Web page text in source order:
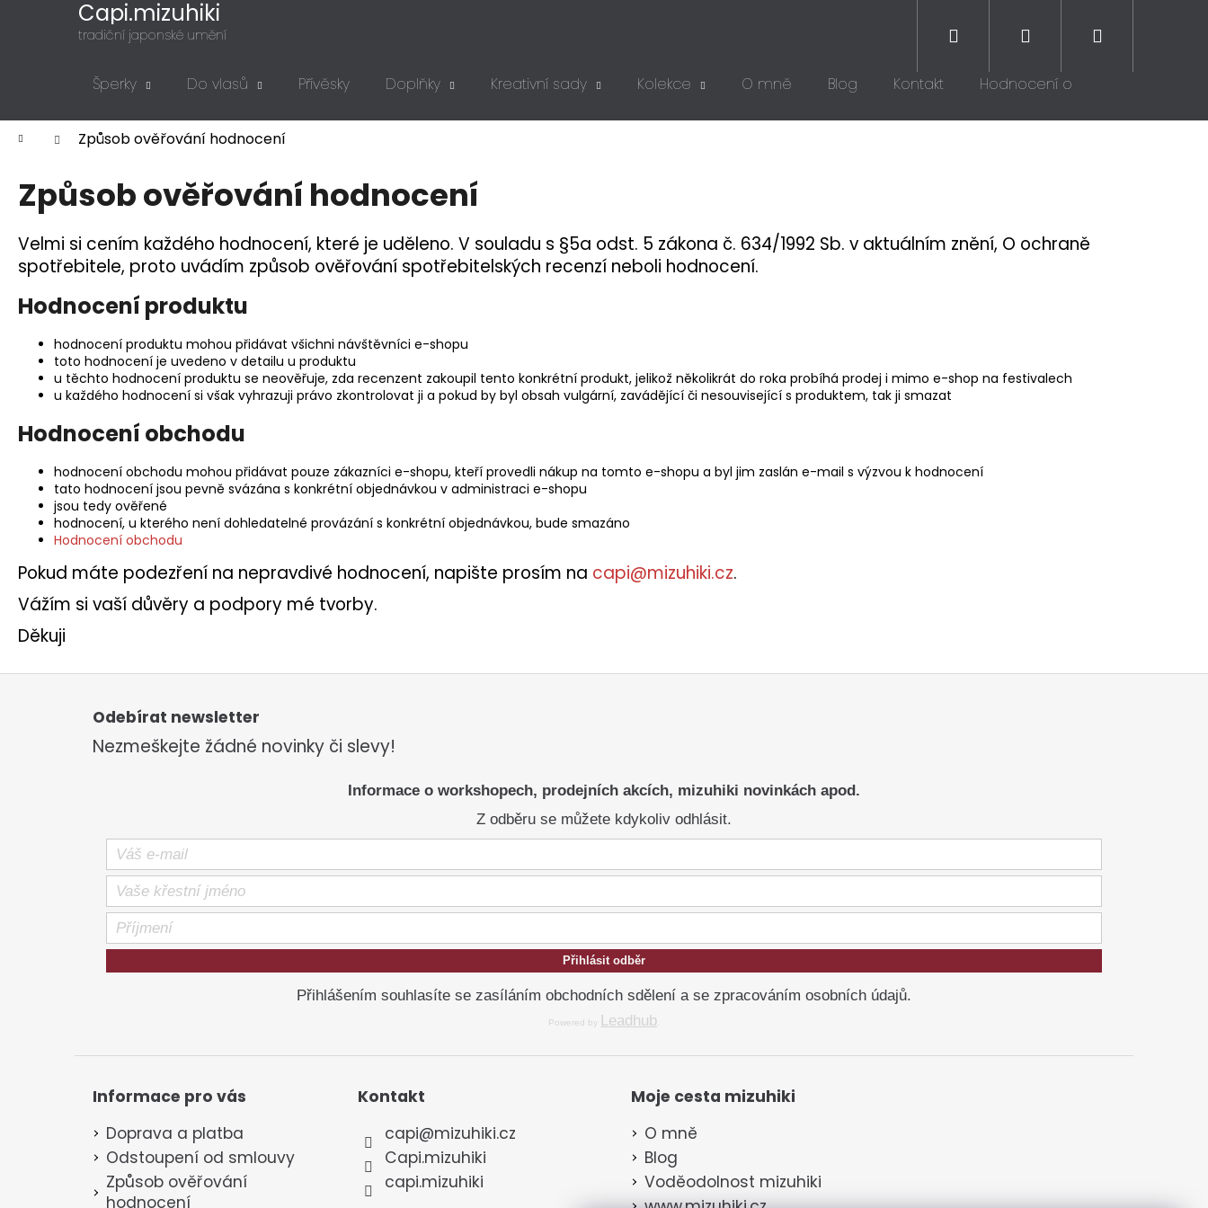
Capi.mizuhiki
tradiční japonské umění
Šperky Do vlasů Přívěsky Doplňky Kreativní sady Kolekce O mně Blog Kontakt Hodnocení obchodu
Přihlášení
Domů Způsob ověřování hodnocení
Způsob ověřování hodnocení
Velmi si cením každého hodnocení, které je uděleno. V souladu s §5a odst. 5 zákona č. 634/1992 Sb. v aktuálním znění, O ochraně
spotřebitele, proto uvádím způsob ověřování spotřebitelských recenzí neboli hodnocení.
Hodnocení produktu
hodnocení produktu mohou přidávat všichni návštěvníci e-shopu
toto hodnocení je uvedeno v detailu u produktu
u těchto hodnocení produktu se neověřuje, zda recenzent zakoupil tento konkrétní produkt, jelikož několikrát do roka probíhá prodej i mimo e-shop na festivalech
u každého hodnocení si však vyhrazuji právo zkontrolovat ji a pokud by byl obsah vulgární, zavádějící či nesouvisející s produktem, tak ji smazat
Hodnocení obchodu
hodnocení obchodu mohou přidávat pouze zákazníci e-shopu, kteří provedli nákup na tomto e-shopu a byl jim zaslán e-mail s výzvou k hodnocení
tato hodnocení jsou pevně svázána s konkrétní objednávkou v administraci e-shopu
jsou tedy ověřené
hodnocení, u kterého není dohledatelné provázání s konkrétní objednávkou, bude smazáno
Hodnocení obchodu
Pokud máte podezření na nepravdivé hodnocení, napište prosím na capi@mizuhiki.cz.
Vážím si vaší důvěry a podpory mé tvorby.
Děkuji
Zpět
Zpět
Co potřebujete najít?
Doporučujeme
Z
Odebírat newsletter
Nezmeškejte žádné novinky či slevy!
Informace o workshopech, prodejních akcích, mizuhiki novinkách apod.
Z odběru se můžete kdykoliv odhlásit.
Přihlásit odběr
Přihlášením souhlasíte se zasíláním obchodních sdělení a se zpracováním osobních údajů.
Powered by Leadhub
Informace pro vás
Doprava a platba
Odstoupení od smlouvy
Způsob ověřování
hodnocení
Kontakt
capi@mizuhiki.cz
Capi.mizuhiki
capi.mizuhiki
Moje cesta mizuhiki
O mně
Blog
Voděodolnost mizuhiki